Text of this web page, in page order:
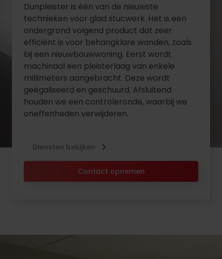
Dunpleister is één van de nieuwste
technieken voor glad stucwerk. Het is een
ondergrond volgend product dat zeer
efficiënt is voor behangklare wanden, zoals
bij een nieuwbouwwoning. Eerst wordt
machinaal een pleisterlaag van enkele
millimeters aangebracht. Deze wordt
geëgaliseerd en geschuurd. Afsluitend
houden we een controleronde, waarbij we
oneffenheden verwijderen.
Contact opnemen
Diensten bekijken